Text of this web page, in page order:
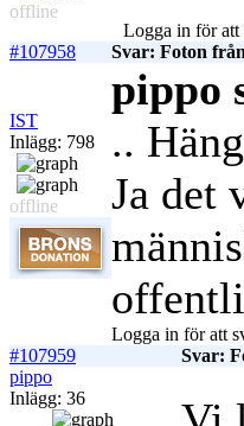
offline
Logga in för att
#107958
Svar: Foton
IST
Inlägg: 798
offline
pippo
..
Ja det
Logga in för att
#107959
Svar:
pippo
Inlägg: 36